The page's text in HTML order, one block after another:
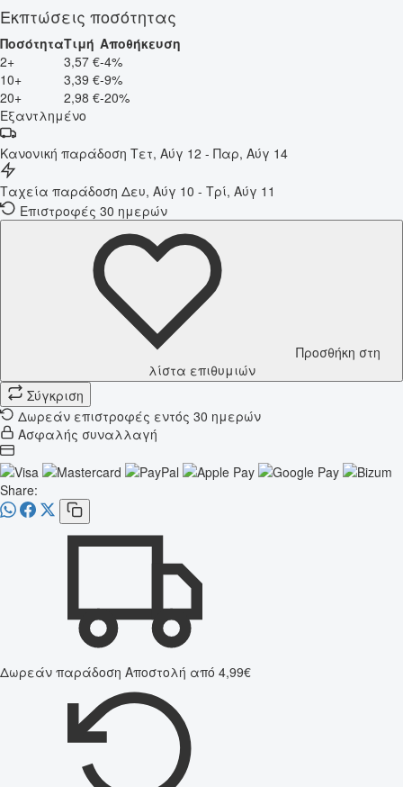
Εκπτώσεις ποσότητας
ΠοσότηταΤιμή Αποθήκευση
2+
3,57 €-4%
10+
3,39 €-9%
20+
2,98 €-20%
Εξαντλημένο
Κανονική παράδοση Τετ, Αύγ 12 - Παρ, Αύγ 14
Ταχεία παράδοση Δευ, Αύγ 10 - Τρί, Αύγ 11
Επιστροφές 30 ημερών
Προσθήκη στη
λίστα επιθυμιών
Σύγκριση
Δωρεάν επιστροφές εντός 30 ημερών
Ασφαλής συναλλαγή
Share:
Δωρεάν παράδοση Αποστολή από 4,99€